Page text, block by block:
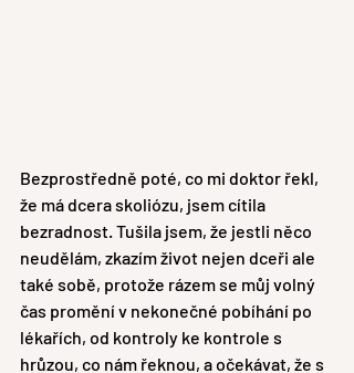
Bezprostředně poté, co mi doktor řekl,
že má dcera skoliózu, jsem cítila
bezradnost. Tušila jsem, že jestli něco
neudělám, zkazím život nejen dceři ale
také sobě, protože rázem se můj volný
čas promění v nekonečné pobíhání po
lékařích, od kontroly ke kontrole s
hrůzou, co nám řeknou, a očekávat, že s